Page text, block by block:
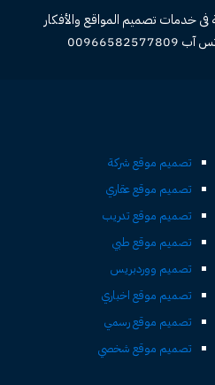
خدمات تصميم المواقع والأفكار
تصميم موقع شركة
تصميم موقع عقاري
تصميم موقع تدريب
تصميم موقع طبي
تصميم ووردبريس
تصميم موقع اخباري
تصميم موقع رسمي
تصميم موقع شخصي